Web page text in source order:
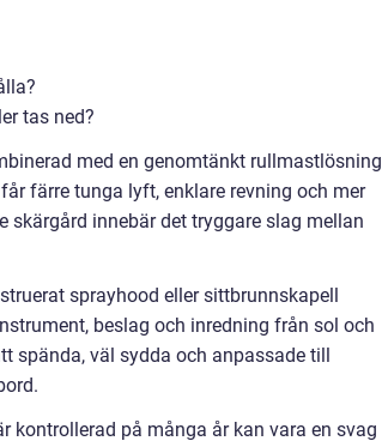
tas ned?
med en genomtänkt rullmastlösning
färre tunga lyft, enklare revning och mer
skärgård innebär det tryggare slag mellan
sprayhood eller sittbrunnskapell
beslag och inredning från sol och
spända, väl sydda och anpassade till
kontrollerad på många år kan vara en svag